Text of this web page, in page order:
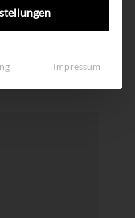
Impressum